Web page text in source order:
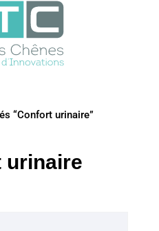
“Confort urinaire”
urinaire